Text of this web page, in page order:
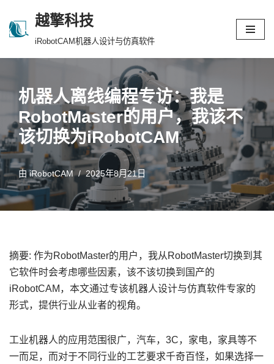
跳
越擎科技
iRobotCAM机器人设计与仿真软件
机器人离线编程专访：我是
RobotMaster的用户，我该不
该切换为iRobotCAM
由iRobotCAM 2025年8月21日
摘要: 作为RobotMaster的用户，我从RobotMaster切换到其
它软件时会考虑哪些因素，该不该切换到国产的
iRobotCAM，本文通过专该机器人设计与仿真软件专家的
形式，提供行业从业者的视角。
工业机器人的应用范围很广，汽车，3C，家电，家具等不
一而足，而对于不同行业的工艺要求千奇百怪，如果选择一